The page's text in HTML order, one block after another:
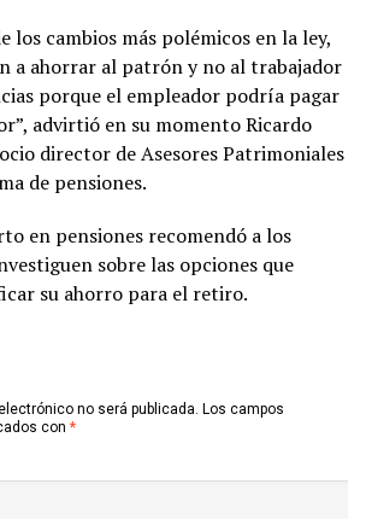
los cambios más polémicos en la ley,
a ahorrar al patrón y no al trabajador
porque el empleador podría pagar
advirtió en su momento Ricardo
director de Asesores Patrimoniales
de pensiones.
en pensiones recomendó a los
sobre las opciones que
su ahorro para el retiro.
no será publicada. Los campos
con *